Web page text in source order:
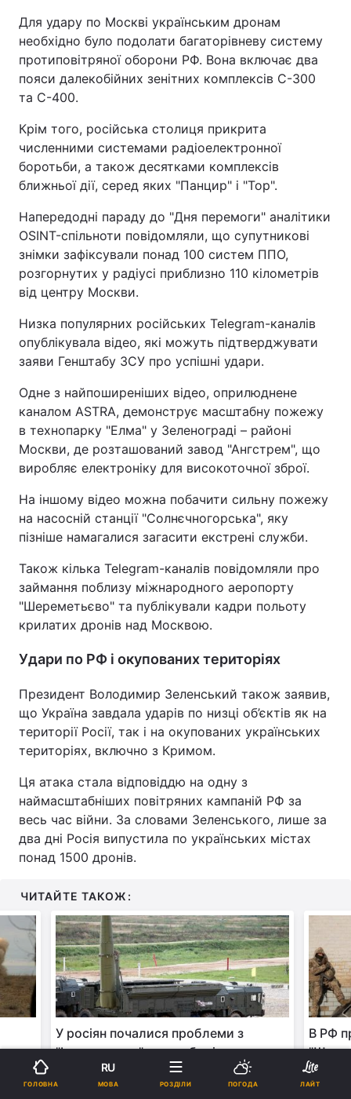
Для удару по Москві українським дронам
необхідно було подолати багаторівневу систему
протиповітряної оборони РФ. Вона включає два
пояси далекобійних зенітних комплексів С-300
та С-400.
Крім того, російська столиця прикрита
численними системами радіоелектронної
боротьби, а також десятками комплексів
ближньої дії, серед яких "Панцир" і "Тор".
Напередодні параду до "Дня перемоги" аналітики
OSINT-спільноти повідомляли, що супутникові
знімки зафіксували понад 100 систем ППО,
розгорнутих у радіусі приблизно 110 кілометрів
від центру Москви.
Низка популярних російських Telegram-каналів
опублікувала відео, які можуть підтверджувати
заяви Генштабу ЗСУ про успішні удари.
Одне з найпоширеніших відео, оприлюднене
каналом ASTRA, демонструє масштабну пожежу
в технопарку "Елма" у Зеленограді – районі
Москви, де розташований завод "Ангстрем", що
виробляє електроніку для високоточної зброї.
На іншому відео можна побачити сильну пожежу
на насосній станції "Солнєчногорська", яку
пізніше намагалися загасити екстрені служби.
Також кілька Telegram-каналів повідомляли про
займання поблизу міжнародного аеропорту
"Шереметьєво" та публікували кадри польоту
крилатих дронів над Москвою.
Удари по РФ і окупованих територіях
Президент Володимир Зеленський також заявив,
що Україна завдала ударів по низці об’єктів як на
території Росії, так і на окупованих українських
територіях, включно з Кримом.
Ця атака стала відповіддю на одну з
наймасштабніших повітряних кампаній РФ за
весь час війни. За словами Зеленського, лише за
два дні Росія випустила по українських містах
понад 1500 дронів.
ЧИТАЙТЕ ТАКОЖ:
У росіян почалися проблеми з
"Іскандерами": подробиці
В РФ
-
ГОЛОВНА
RU
МОВА РОЗДІЛИ ПОГОДА ЛАЙТ